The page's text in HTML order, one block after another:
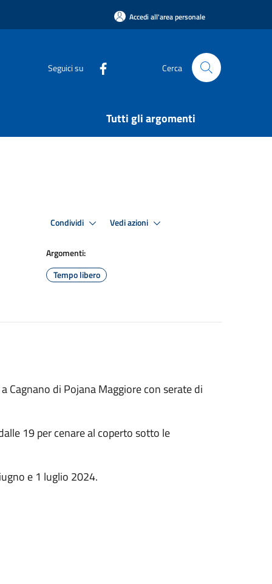
Accedi all'area personale
Seguici su Cerca
Tutti gli argomenti
Condividi Vedi azioni
Argomenti:
Tempo libero
Cagnano di Pojana Maggiore con serate di
19 per cenare al coperto sotto le
e 1 luglio 2024.